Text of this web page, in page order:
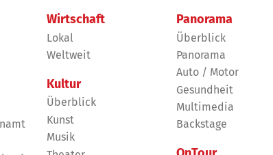
Wirtschaft
Lokal
Weltweit
Kultur
Überblick
Kunst
Musik
Panorama
Überblick
Panorama
Auto / Motor
Gesundheit
Multimedia
Backstage